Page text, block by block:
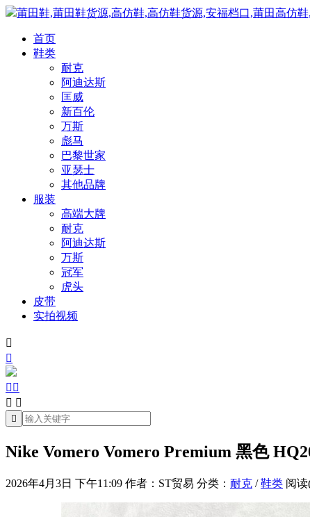
莆田鞋,莆田鞋货源,高仿鞋,高仿鞋货源,安福档口,莆田高仿
首页
鞋类
耐克
阿迪达斯
匡威
新百伦
万斯
彪马
巴黎世家
亚瑟士
其他品牌
服装
高端大牌
耐克
阿迪达斯
万斯
冠军
虎头
皮带
实拍视频


 
 

Nike Vomero Vomero Premium 黑色
2026年4月3日 下午11:09 作者：ST贸易 分类： 耐克 /鞋类 阅读